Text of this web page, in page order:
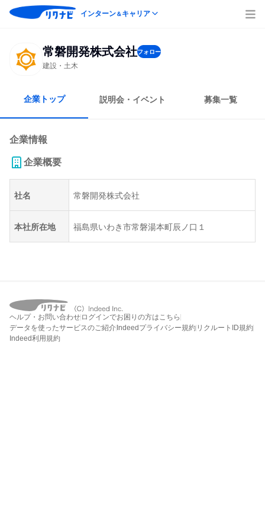
インターン＆キャリア
常磐開発株式会社フォロー
建設・土木
企業トップ 説明会・イベント 募集一覧
企業情報
企業概要
社名 常磐開発株式会社
本社所在地 福島県いわき市常磐湯本町辰ノ口１
ヘルプ・お問い合わせ ログインでお困りの方はこちら
データを使ったサービスのご紹介 Indeedプライバシー規約 リクルートID規約
Indeed利用規約